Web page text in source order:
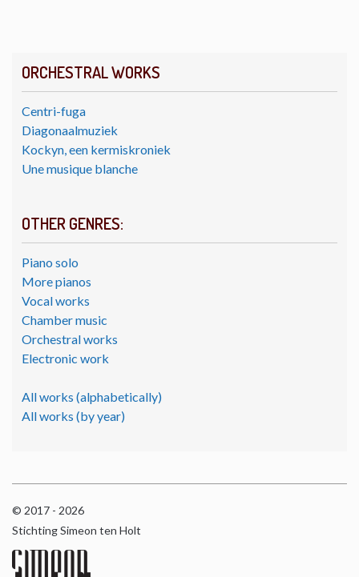
ORCHESTRAL WORKS
Centri-fuga
Diagonaalmuziek
Kockyn, een kermiskroniek
Une musique blanche
OTHER GENRES:
Piano solo
More pianos
Vocal works
Chamber music
Orchestral works
Electronic work
All works (alphabetically)
All works (by year)
© 2017 - 2026
Stichting Simeon ten Holt